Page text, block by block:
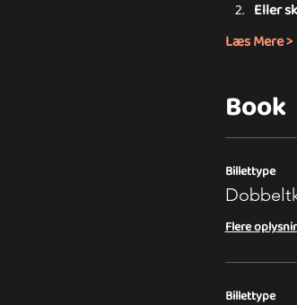
Eller
Læs Mere >
Book
Billettype
Flere
Billettype